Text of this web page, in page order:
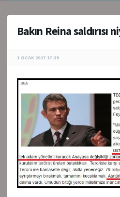
Bakın Reina saldırısı
1 OCAK 2017 17:19